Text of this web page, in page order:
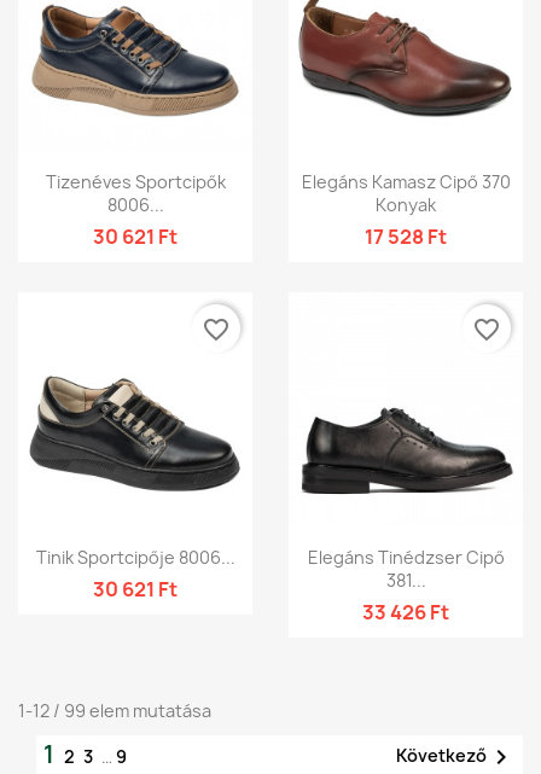
Tizenéves Sportcipők
8006...
30 621 Ft
Elegáns Kamasz Cipő 370
Konyak
17 528 Ft
Tinik Sportcipője 8006...
30 621 Ft
favorite_border
Elegáns Tinédzser Cipő
381...
33 426 Ft
favorite_border
1-12 / 99 elem mutatása
1 2 3 … 9 Következő 